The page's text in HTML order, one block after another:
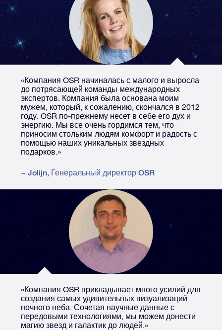
«Компания OSR начиналась с малого и выросла
до потрясающей команды международных
экспертов. Компания была основана моим
мужем, который, к сожалению, скончался в 2012
году. OSR по-прежнему несет в себе его дух и
энергию. Мы все очень гордимся тем, что
приносим стольким людям комфорт и радость с
помощью наших уникальных звездных
подарков.»
~ Jolijn, Генеральный директор OSR
«Компания OSR прикладывает много усилий для
создания самых удивительных визуализаций
ночного неба. Сочетая научные данные с
передовыми технологиями, мы можем донести
магию звезд и галактик до людей.»